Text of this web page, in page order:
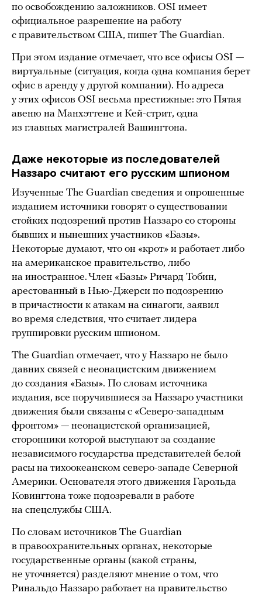
по освобождению заложников. OSI имеет
официальное разрешение на работу
с правительством США, пишет The Guardian.
При этом издание отмечает, что все офисы OSI —
виртуальные (ситуация, когда одна компания берет
офис в аренду у другой компании). Но адреса
у этих офисов OSI весьма престижные: это Пятая
авеню на Манхэттене и Кей-стрит, одна
из главных магистралей Вашингтона.
Даже некоторые из последователей
Наззаро считают его русским шпионом
Изученные The Guardian сведения и опрошенные
изданием источники говорят о существовании
стойких подозрений против Наззаро со стороны
бывших и нынешних участников «Базы».
Некоторые думают, что он «крот» и работает либо
на американское правительство, либо
на иностранное. Член «Базы» Ричард Тобин,
арестованный в Нью-Джерси по подозрению
в причастности к атакам на синагоги, заявил
во время следствия, что считает лидера
группировки русским шпионом.
The Guardian отмечает, что у Наззаро не было
давних связей с неонацистским движением
до создания «Базы». По словам источника
издания, все поручившиеся за Наззаро участники
движения были связаны с «Северо-западным
фронтом» — неонацистской организацией,
сторонники которой выступают за создание
независимого государства представителей белой
расы на тихоокеанском северо-западе Северной
Америки. Основателя этого движения Гарольда
Ковингтона тоже подозревали в работе
на спецслужбы США.
По словам источников The Guardian
в правоохранительных органах, некоторые
государственные органы (какой страны,
не уточняется) разделяют мнение о том, что
Ринальдо Наззаро работает на правительство